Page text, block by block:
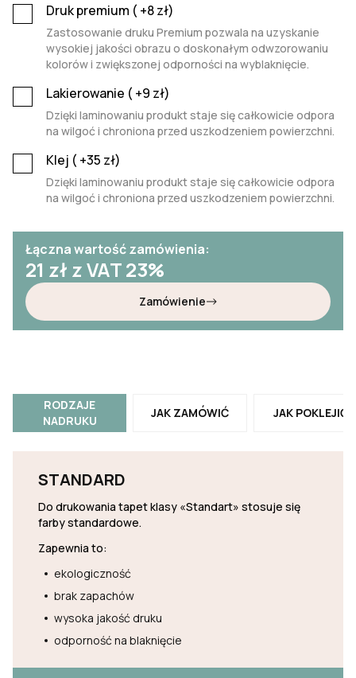
Druk premium ( +8zł)
Zastosowanie druku Premium pozwala na uzyskanie
wysokiej jakości obrazu o doskonałym odwzorowaniu
kolorów i zwiększonej odporności na wyblaknięcie.
Lakierowanie ( +9 zł)
Dzięki laminowaniu produkt staje się całkowicie odpora
na wilgoć i chroniona przed uszkodzeniem powierzchni.
Klej ( +35 zł)
Dzięki laminowaniu produkt staje się całkowicie odpora
na wilgoć i chroniona przed uszkodzeniem powierzchni.
Łączna wartość zamówienia:
21 zł z VAT 23%
Zamówienie
RODZAJE
NADRUKU
JAK ZAMÓWIĆ JAK POKLEJIĆ
STANDARD
Do drukowania tapet klasy «Standart» stosuje się
farby standardowe.
Zapewnia to:
ekologiczność
brak zapachów
wysoka jakość druku
odporność na blaknięcie